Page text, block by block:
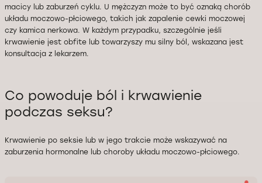
macicy lub zaburzeń cyklu. U mężczyzn może to być oznaką chorób
układu moczowo-płciowego, takich jak zapalenie cewki moczowej
czy kamica nerkowa. W każdym przypadku, szczególnie jeśli
krwawienie jest obfite lub towarzyszy mu silny ból, wskazana jest
konsultacja z lekarzem.
Co powoduje ból i krwawienie
podczas seksu?
Krwawienie po seksie lub w jego trakcie może wskazywać na
zaburzenia hormonalne lub choroby układu moczowo-płciowego.